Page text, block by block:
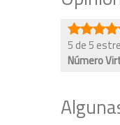
5 de 5
Número